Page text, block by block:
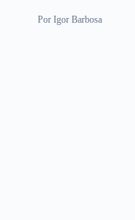
Por Igor Barbosa